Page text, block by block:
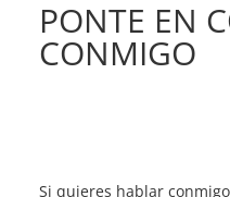
PONTE EN
CONMIGO
Si quieres hablar